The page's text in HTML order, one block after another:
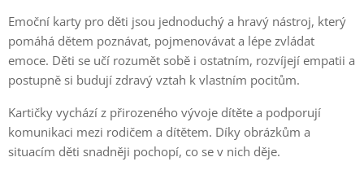
Emoční karty pro děti jsou jednoduchý a hravý nástroj, který
pomáhá dětem poznávat, pojmenovávat a lépe zvládat
emoce. Děti se učí rozumět sobě i ostatním, rozvíjejí empatii a
postupně si budují zdravý vztah k vlastním pocitům.
Kartičky vychází z přirozeného vývoje dítěte a podporují
komunikaci mezi rodičem a dítětem. Díky obrázkům a
situacím děti snadněji pochopí, co se v nich děje.